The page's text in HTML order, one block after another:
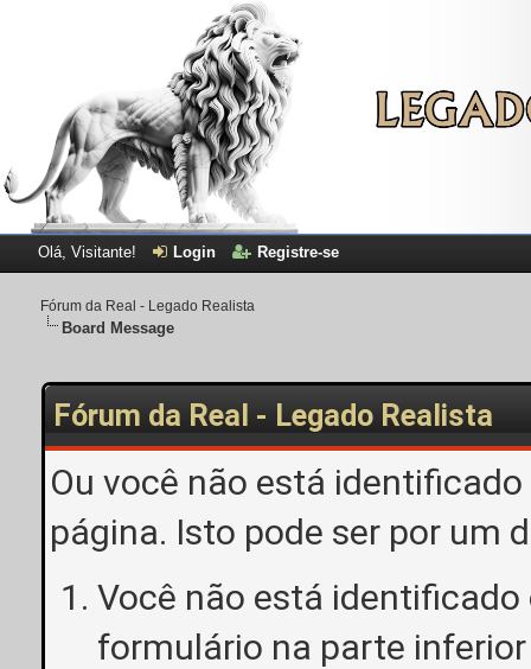
Olá, Visitante! Login Registre-se
Fórum da Real - Legado Realista
Board Message
Fórum da Real - Legado Realista
Ou você não está
página. Isto pode ser por um
Você não está
formulário na parte